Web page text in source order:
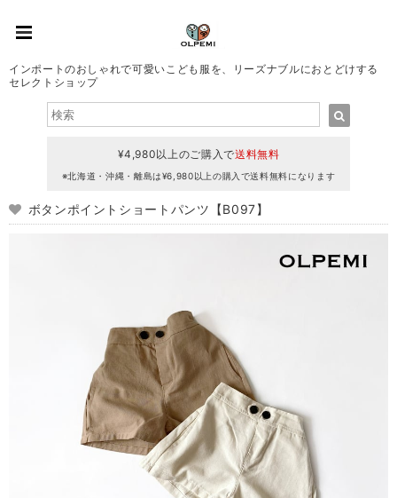
インポートのおしゃれで可愛いこども服を、リーズナブルにおとどけする
セレクトショップ
¥4,980以上のご購入で送料無料
※北海道・沖縄・離島は¥6,980以上の購入で送料無料になります
ボタンポイントショートパンツ【B097】